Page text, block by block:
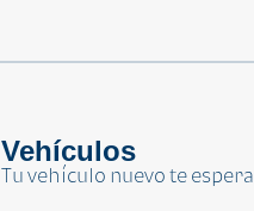
Vehículos
Tu vehículo nuevo te espera